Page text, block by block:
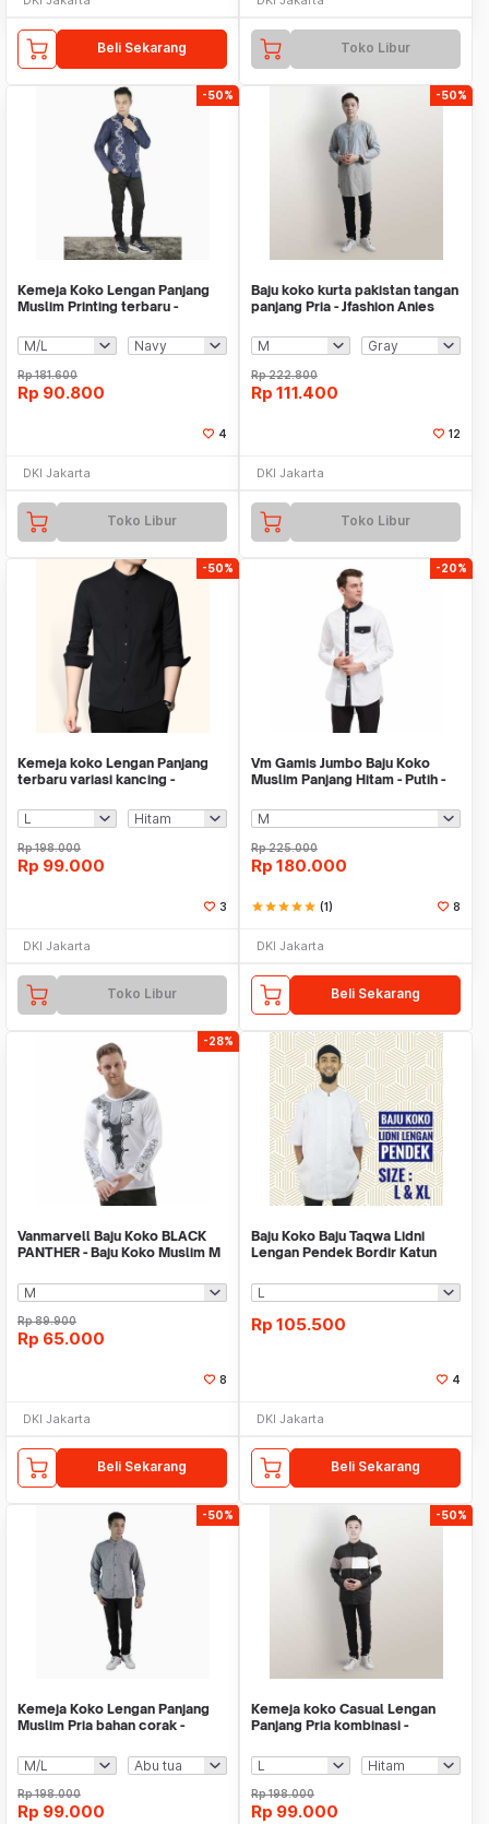
Beli Sekarang Toko Libur
-50%
Kemeja Koko Lengan Panjang
Muslim Printing terbaru -
Rp181.600
Rp 90.800
4
DKI Jakarta
Toko Libur
-50%
Baju koko kurta pakistan tangan
panjang Pria - Jfashion Anies
Rp222.800
Rp 111.400
12
DKI Jakarta
Toko Libur
-50%
Kemeja koko Lengan Panjang
terbaru variasi kancing -
Rp198.000
Rp 99.000
3
DKI Jakarta
Toko Libur
-20%
Vm Gamis Jumbo Baju Koko
Muslim Panjang Hitam - Putih -
Rp225.000
Rp 180.000
starstarstarstarstar (1) 8
DKI Jakarta
Beli Sekarang
-28%
Vanmarvell Baju Koko BLACK
PANTHER - Baju Koko Muslim M
Rp89.900
Rp 65.000
8
DKI Jakarta
Beli Sekarang
Baju Koko Baju Taqwa Lidni
Lengan Pendek Bordir Katun
Rp 105.500
4
DKI Jakarta
Beli Sekarang
-50%
Kemeja Koko Lengan Panjang
Muslim Pria bahan corak -
Rp198.000
Rp 99.000
-50%
Kemeja koko Casual Lengan
Panjang Pria kombinasi -
Rp198.000
Rp 99.000